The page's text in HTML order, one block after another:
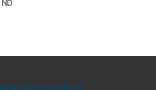
ND
Dichiarazione di accessibilità